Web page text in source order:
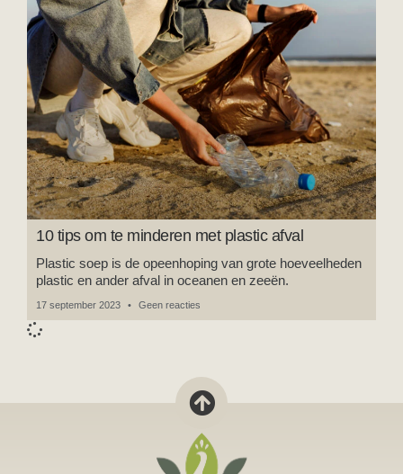
10 tips om te minderen met plastic afval
Plastic soep is de opeenhoping van grote hoeveelheden
plastic en ander afval in oceanen en zeeën.
17 september 2023 Geen reacties